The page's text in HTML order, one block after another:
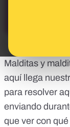
Malditas y
aquí llega
para resolver
enviando
que ver con